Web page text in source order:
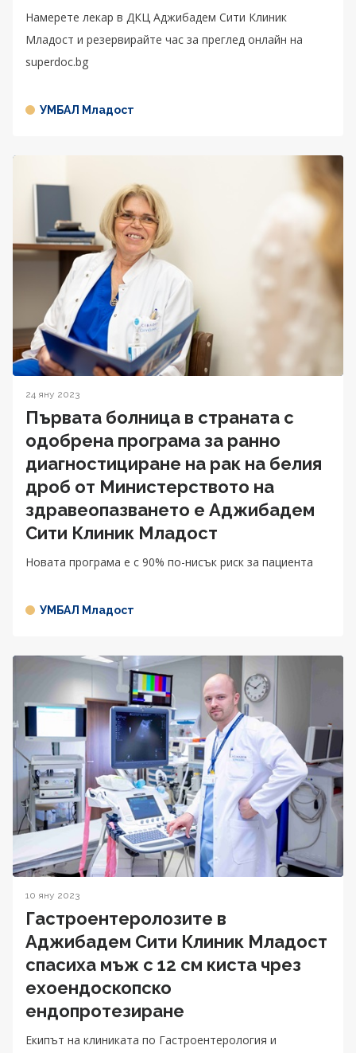
Намерете лекар в ДКЦ Aджибадем Сити Клиник
Младост и резервирайте час за преглед онлайн на
superdoc.bg
УМБАЛ Младост
24 яну 2023
Първата болница в страната с
одобрена програма за ранно
диагностициране на рак на белия
дроб от Министерството на
здравеопазването e Аджибадем
Сити Клиник Младост
Новата програма е с 90% по-нисък риск за пациента
УМБАЛ Младост
10 яну 2023
Гастроентеролозите в
Aджибадем Сити Клиник Младост
спасиха мъж с 12 см киста чрез
ехоендоскопско
ендопротезиране
Екипът на клиниката по Гастроентерология и